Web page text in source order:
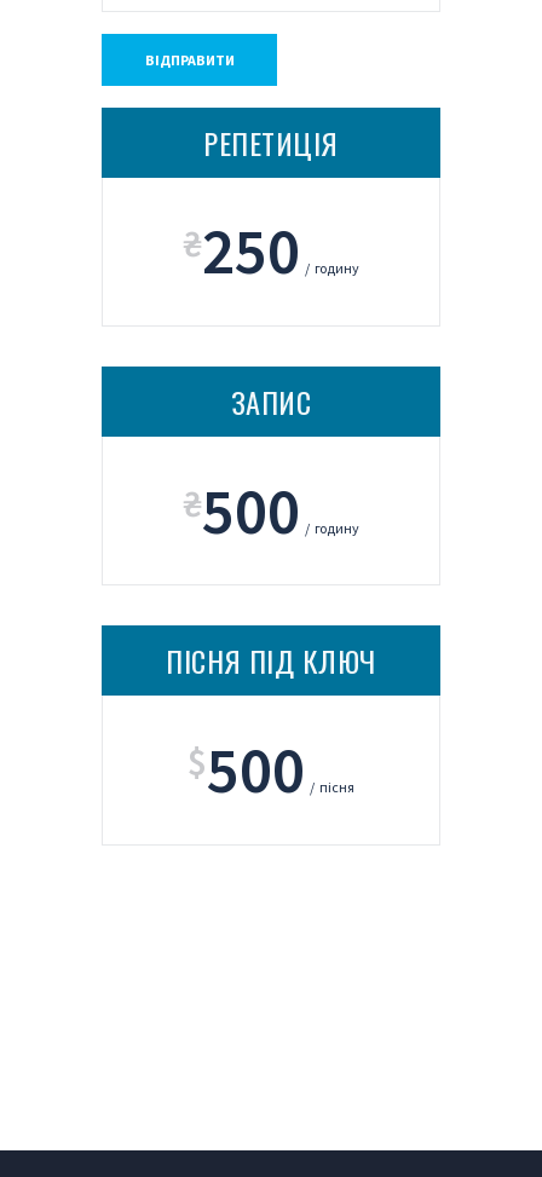
РЕПЕТИЦІЯ
₴250 годину
ЗАПИС
₴500 годину
ПІСНЯ ПІД КЛЮЧ
$500 пісня